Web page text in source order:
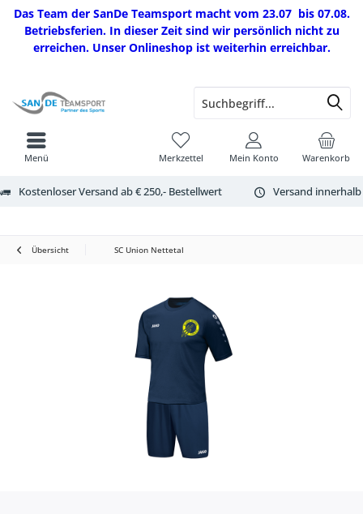
Das Team der SanDe Teamsport macht vom 23.07 bis 07.08.
Betriebsferien. In dieser Zeit sind wir persönlich nicht zu
erreichen. Unser Onlineshop ist weiterhin erreichbar.
Kostenloser Versand ab € 250,- Bestellwert Versand
Warenkorb
Merkzettel Mein Konto
Menü
Übersicht SC Union Nettetal